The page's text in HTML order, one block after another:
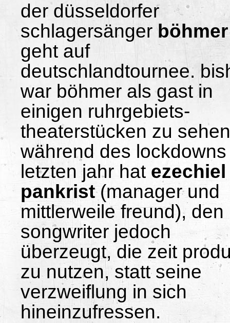
der düsseldorfer
schlagersängerböhmer
geht auf
deutschlandtournee.
war böhmer als gast in
einigen ruhrgebiets-
theaterstücken zu
während des
letzten jahr hat ezechiel
pankrist(manager und
mittlerweile freund), den
songwriter jedoch
überzeugt, die zeit
zu nutzen, statt seine
verzweiflung in sich
hineinzufressen.